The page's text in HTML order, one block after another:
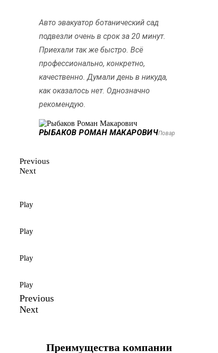
Авто эвакуатор ботанический сад
подвезли очень в срок за 20 минут.
Приехали так же быстро. Всё
профессионально, конкретно,
качественно. Думали день в никуда,
как оказалось нет. Однозначно
рекомендую.
РЫБАКОВ РОМАН МАКАРОВИЧПовар
Previous
Next
Play
Play
Play
Play
Previous
Next
Преимущества компании